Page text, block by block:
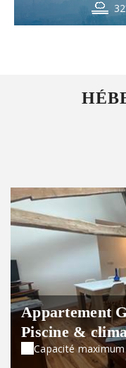
Appartement
Piscine &
Capacité